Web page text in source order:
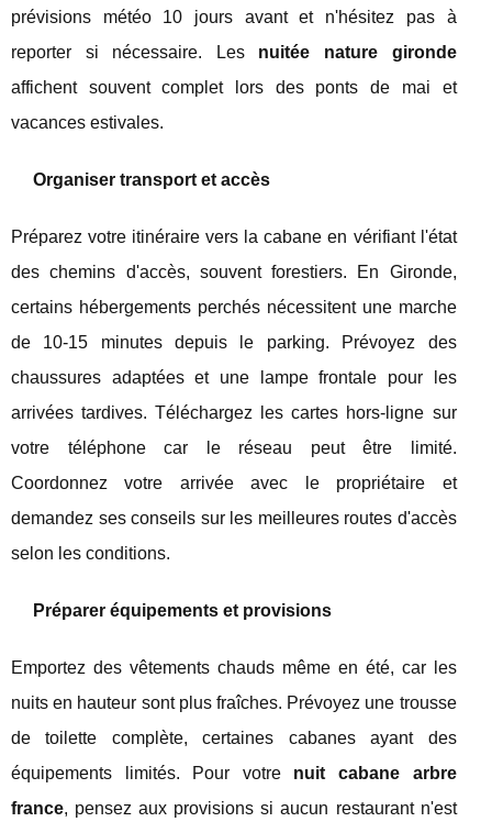
prévisions météo 10 jours avant et n'hésitez pas à
reporter si nécessaire. Les nuitée nature gironde
affichent souvent complet lors des ponts de mai et
vacances estivales.
Organiser transport et accès
Préparez votre itinéraire vers la cabane en vérifiant l'état
des chemins d'accès, souvent forestiers. En Gironde,
certains hébergements perchés nécessitent une marche
de 10-15 minutes depuis le parking. Prévoyez des
chaussures adaptées et une lampe frontale pour les
arrivées tardives. Téléchargez les cartes hors-ligne sur
votre téléphone car le réseau peut être limité.
Coordonnez votre arrivée avec le propriétaire et
demandez ses conseils sur les meilleures routes d'accès
selon les conditions.
Préparer équipements et provisions
Emportez des vêtements chauds même en été, car les
nuits en hauteur sont plus fraîches. Prévoyez une trousse
de toilette complète, certaines cabanes ayant des
équipements limités. Pour votre nuit cabane arbre
france, pensez aux provisions si aucun restaurant n'est